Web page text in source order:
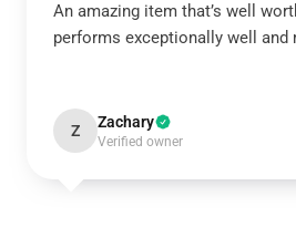
An amazing item that’s well
performs exceptionally well and
Z Zachary
Verified owner